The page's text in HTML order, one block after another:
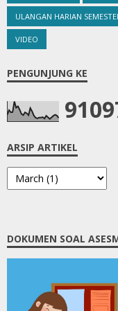
ULANGAN HARIAN
VIDEO
PENGUNJUNG KE
9109
ARSIP ARTIKEL
DOKUMEN SOAL